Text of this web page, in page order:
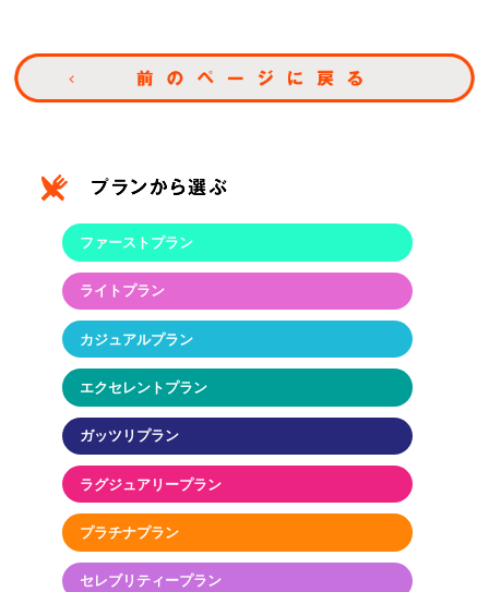
ファーストプラン
ライトプラン
カジュアルプラン
エクセレントプラン
ガッツリプラン
ラグジュアリープラン
プラチナプラン
セレブリティープラン